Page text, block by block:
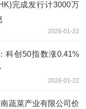
完成发行计3000万
2026-01-22
科创50指数涨0.41%
2026-01-22
蔬菜产业有限公司价